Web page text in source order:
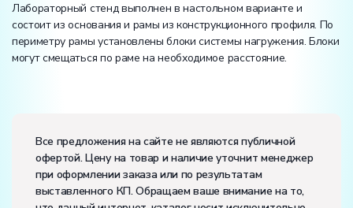
Лабораторный стенд выполнен в настольном варианте и
состоит из основания и рамы из конструкционного профиля. По
периметру рамы установлены блоки системы нагружения. Блоки
могут смещаться по раме на необходимое расстояние.
частота, Гц:50
Класс защиты от поражения электрическим током:
Диапазон рабочих температур, ˚С:+10…+35
Влажность, %:до 80
Все предложения на сайте не являются публичной
офертой. Цену на товар и наличие уточнит менеджер
при оформлении заказа или по результатам
выставленного КП. Обращаем ваше внимание на то,